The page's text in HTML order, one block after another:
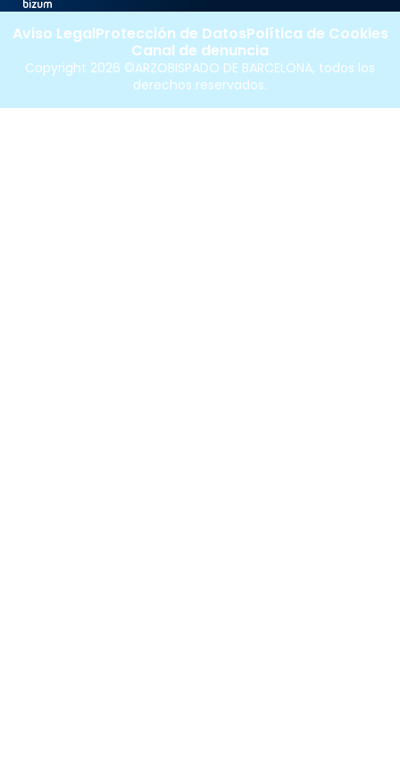
Copyright 2026 ©ARZOBISPADO DE BARCELONA, todos los
derechos reservados.
Aviso LegalProtección de DatosPolítica de Cookies
Canal de denuncia